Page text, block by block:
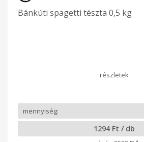
Bánkúti spagetti tészta 0,5 kg
1294 Ft / db